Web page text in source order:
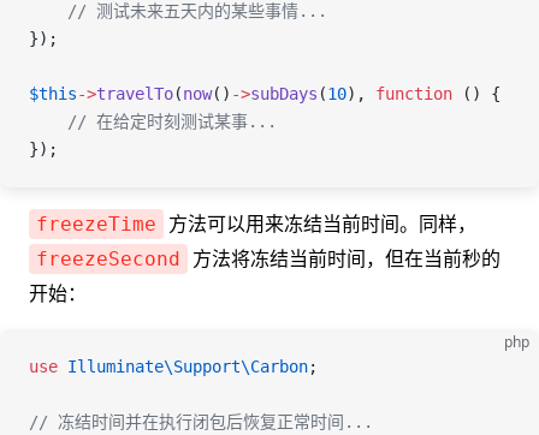
    // 测试未来五天内的某些事情...
});
$this->travelTo(now() ->subDays (10), function () {
    // 在给定时刻测试某事...
});
freezeTime 方法可以用来冻结当前时间。同样，
freezeSecond
方法将冻结当前时间，但在当前秒的
开始：
php
use Illuminate\Support\Carbon;
// 冻结时间并在执行闭包后恢复正常时间...